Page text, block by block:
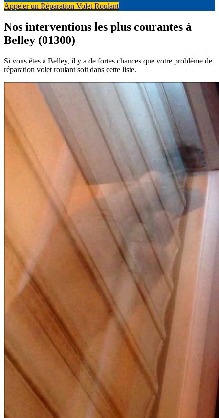
Appeler un Réparation Volet Roulant
Nos interventions les plus courantes à
Belley (01300)
Si vous êtes à Belley, il y a de fortes chances que votre problème de
réparation volet roulant soit dans cette liste.